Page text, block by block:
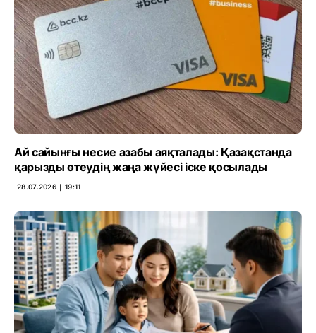
Ай сайынғы несие азабы аяқталады: Қазақстанда
қарызды өтеудің жаңа жүйесі іске қосылады
28.07.2026 ∣ 19:11